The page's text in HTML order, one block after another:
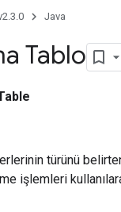
Java
Tablo
türünü
işlemleri